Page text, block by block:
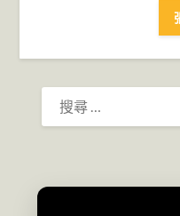
搜
尋：